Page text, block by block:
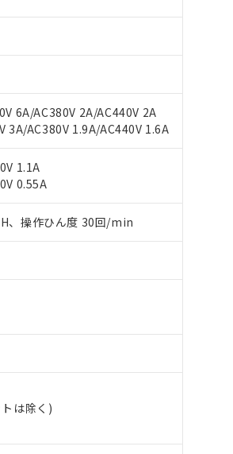
6A/AC380V 2A/AC440V 2A
3A/AC380V 1.9A/AC440V 1.6A
1.1A
0.55A
、操作ひん度 30回/min
は除く)
当社在庫状況および標準価格(税抜)を提
ビスの対象外となる商品もあることをご
取引先、またはお客様担当のオムロン制
承諾なく第三者に漏洩または開示しない
をご利用いただくには、I-Webメンバー
れた部品リストについて、当社および当
の取引・商談に必要な範囲で利用するこ
以下、フタル酸ブチルベンジル（BBP） 1000ppm以
以下
項目は除く。
使用がないことを確認しています。
後することがあります。
、過去に遡って非含有を証明するもので
対応では、対応完了までの期間は出荷製
ました。
ことから、特段のことがない限り、
値を超えていることを示します。
、
下であることを示します。
せください。
よび外国貿易法に定める商品（以下｢規制
兵器、生物兵器またはその他武器並びに
、上記1、2および3の内容を当該第三者に
お客様のお取引先、またはお客様担当のオ
さい)
公開していない機種